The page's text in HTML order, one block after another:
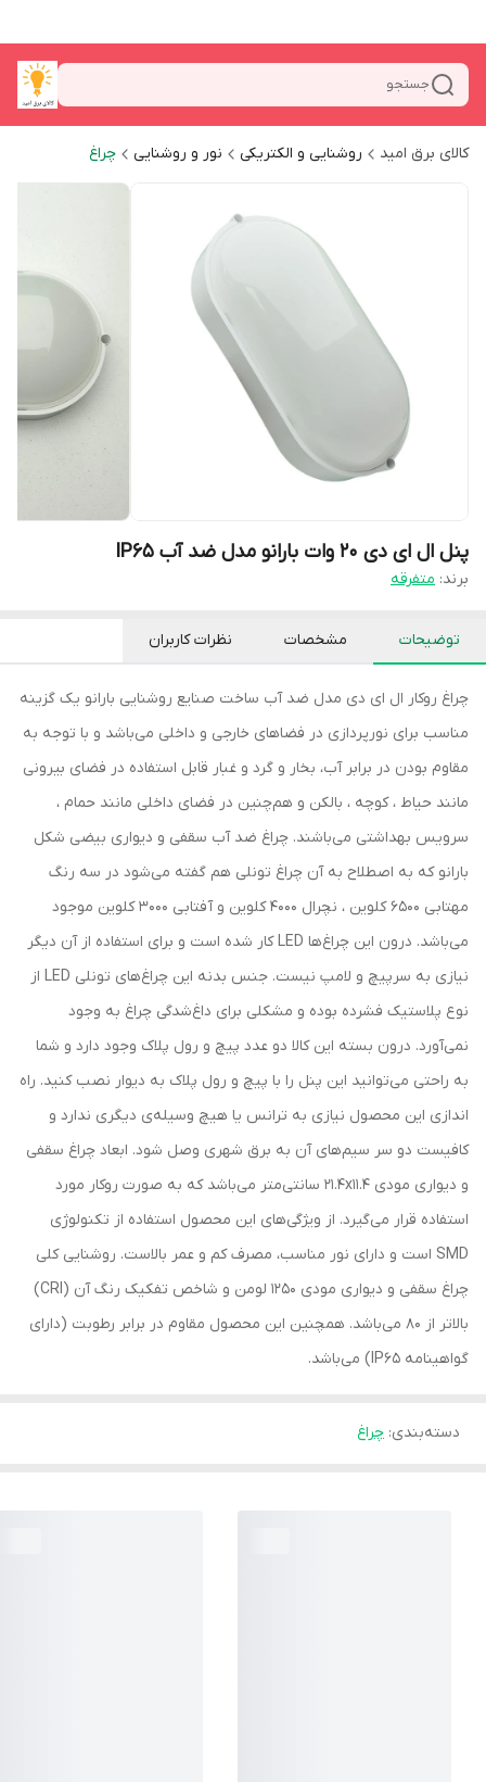
جستجو
کالای برق امید روشنایی و الکتریکی نور و روشنایی چراغ
پنل ال ای دی 20 وات بارانو مدل ضد آب IP65
برند: متفرقه
توضیحات مشخصات نظرات کاربران
چراغ روکار ال ای دی مدل ضد آب ساخت صنایع روشنایی بارانو یک گزینه
مناسب برای نورپردازی در فضاهای خارجی و داخلی می‌باشد و با توجه به
مقاوم بودن در برابر آب، بخار و گرد و غبار قابل استفاده در فضای بیرونی
مانند حیاط ، کوچه ، بالکن و هم‌چنین در فضای داخلی مانند حمام ،
سرویس بهداشتی می‌باشند. چراغ ضد آب سقفی و دیواری بیضی شکل
بارانو که به اصطلاح به آن چراغ تونلی هم گفته می‌‌شود در سه رنگ
مهتابی 6500 کلوین ، نچرال 4000 کلوین و آفتابی 3000 کلوین موجود
می‌باشد. درون این چراغ‌ها LED کار شده است و برای استفاده از آن دیگر
نیازی به سرپیچ و لامپ نیست. جنس بدنه این چراغ‌های تونلی LED از
نوع پلاستیک فشرده بوده و مشکلی برای داغ‌شدگی چراغ به وجود
نمی‌آورد. درون بسته این کالا دو عدد پیچ و رول پلاک وجود دارد و شما
به راحتی می‌توانید این پنل را با پیچ و رول پلاک به دیوار نصب کنید. راه
اندازی این محصول نیازی به ترانس یا هیچ وسیله‌ی دیگری ندارد و
کافیست دو سر سیم‌های آن به برق شهری وصل شود. ابعاد چراغ سقفی
و دیواری مودی 21.4x11.4 سانتی‌متر می‌باشد که به صورت روکار مورد
استفاده قرار می‌گیرد. از ویژگی‌های این محصول استفاده از تکنولوژی
SMD است و دارای نور مناسب، مصرف کم و عمر بالاست. روشنایی کلی
چراغ سقفی و دیواری مودی 1250 لومن و شاخص تفکیک رنگ آن (CRI)
بالاتر از 80 می‌باشد. همچنین این محصول مقاوم در برابر رطوبت (دارای
گواهینامه IP65) می‌باشد.
دسته‌بندی: چراغ